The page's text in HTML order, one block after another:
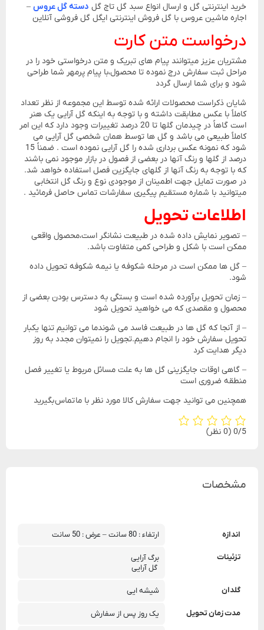
خرید اینترنتی گل و ارسال انواع سبد گل تاج گل دسته گل عروس –
اجاره ماشین عروس با گل فروش اینترنتی ایگل گل فروشی آنلاین
درخواست متن کارت
مشتریان عزیز میتوانند پیام های تبریک و متن درخواستی خود را در
مراحل ثبت سفارش درج نموده تا محصول،با پیام پرمهر شما طراحی
شود و برای شما ارسال گردد
شایان ذکراست محصولات ارائه شده توسط این مجموعه از نظر تعداد
کاملاً با عکس مطابقت داشته و با توجه به اینکه گل آرایی یک هنر
است گاهاً در چیدمان گلها تا 20 درصد تغییرات وجود دارد که این امر
کاملاً طبیعی می باشد و گل ها توسط همان شخصی گل آرایی می
شود که نمونه عکس برداری شده را گل آرایی نموده است . ضمناً 15
درصد از گلها و رنگ آنها در بعضی از فصول در بازار موجود نمی باشند
که با توجه به رنگ آنها از گلهای جایگزین فصل استفاده خواهد شد.
در صورت تمایل جهت اطمینان از موجودی نوع و رنگ گل انتخابی
میتوانید با شماره مستقیم پیگیری سفارشات تماس حاصل فرمائید .
اطلاعات تحویل
– تصویر نمایش داده شده در طبیعت نشانگر است،محصول واقعی
ممکن است با شکل و طراحی کمی متفاوت باشد.
– گل ها ممکن است در مرحله شکوفه یا نیمه شکوفه تحویل داده
شود.
– زمان تحویل برآورده شده است و بستگی به دسترس بودن بعضی از
محصول و مقصدی که می خواهید تحویل شود
– از آنجا که گل ها در طبیعت فاسد می شوندما می توانیم تنها یکبار
تحویل سفارش خود را انجام دهیم.تجویل را نمیتوان مجدد به روز
دیگر هدایت کرد
– گاهی اوقات جایگزینی گل ها به علت مسائل مربوط یا تغییر فصل
منطقه ضروری است
همچنین می توانید جهت سفارش کالا مورد نظر با ما تماس بگیرید
‫0/5 ‫(0 نظر)
مشخصات
اندازه ارتفاء : 80 سانت – عرض : 50 سانت
تزئینات
برگ آرایی
گل آرایی
گلدان شیشه ایی
مدت زمان تحویل یک روز پس از سفارش